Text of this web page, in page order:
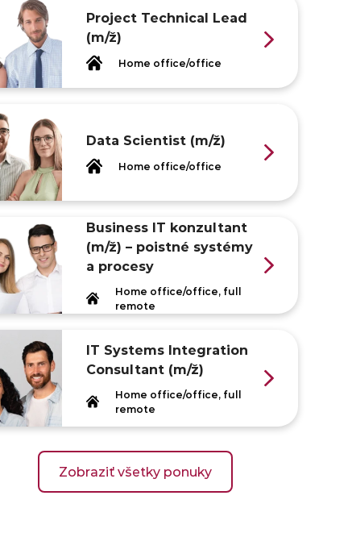
Project Technical Lead
(m/ž)
Home office/office
Data Scientist (m/ž)
Home office/office
Business IT konzultant
(m/ž) – poistné systémy
a procesy
Home office/office, full
remote
IT Systems Integration
Consultant (m/ž)
Home office/office, full
remote
Zobraziť všetky ponuky